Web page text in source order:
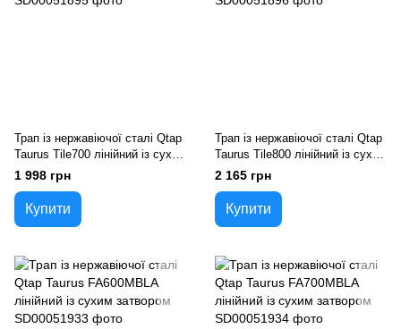
Трап із нержавіючої сталі Qtap
Taurus Tile700 лінійний із сухим
затвором під плитку
1 998 грн
Купити
Трап із нержавіючої сталі Qtap
Taurus Tile800 лінійний із сухим
затвором під плитку
2 165 грн
Купити